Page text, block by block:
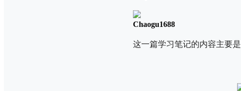
Chaogu1688
这一篇学习笔记的内容主要是